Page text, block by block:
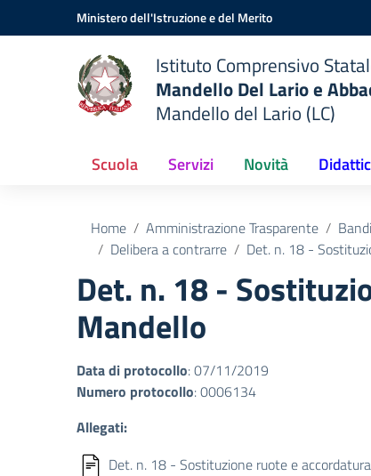
Vai ai contenuti
Vai al menu di navigazioneMinistero dell'Istruzione e del Merito
Istituto Comprensivo
Mandello Del Lario e
Mandello del Lario (LC)
Scuola Servizi Novità
Home Amministrazione Trasparente
Delibera a contrarre
Det. n. 18 -
Det. n. 18 -
Mandello
Data di protocollo: 07/11/2019
Numero protocollo: 0006134
Allegati:
Det. n. 18 - Sostituzione ruote e